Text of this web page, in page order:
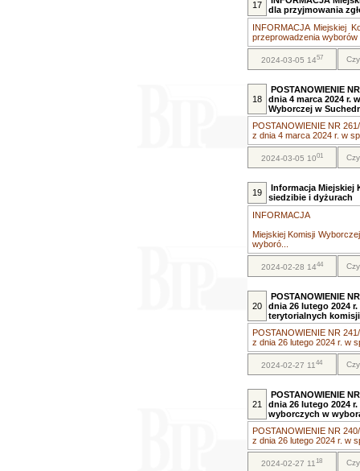
17
dla przyjmowania
INFORMACJA Miejskiej
przeprowadzenia wyborów
2024-03-05 1457
18
POSTANOWIENIE
dnia 4 marca 2024 r.
Wyborczej w
POSTANOWIENIE NR
z dnia 4 marca 2024 r. w
2024-03-05 1001
19
Informacja Miejskiej
siedzibie i dyżurach
INFORMACJA
Miejskiej Komisji
wyboró...
2024-02-28 1444
20
POSTANOWIENIE
dnia 26 lutego 2024
terytorialnych
POSTANOWIENIE NR
z dnia 26 lutego 2024 r. w
2024-02-27 1144
21
POSTANOWIENIE
dnia 26 lutego 2024
wyborczych w
POSTANOWIENIE NR
z dnia 26 lutego 2024 r. w
2024-02-27 1118